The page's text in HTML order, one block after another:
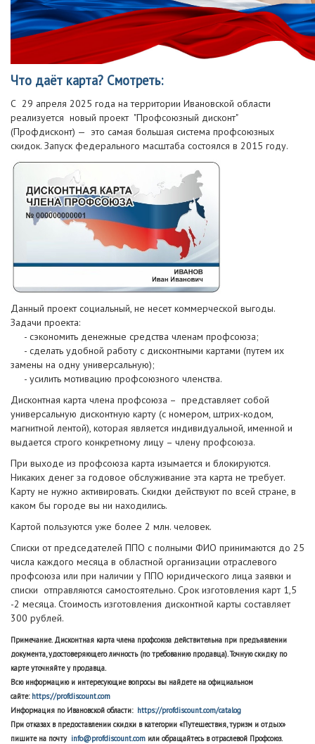
Что даёт карта? Смотреть:
С 29 апреля 2025 года на территории Ивановской области
реализуется новый проект "Профсоюзный дисконт"
(Профдисконт) — это самая большая система профсоюзных
скидок. Запуск федерального масштаба состоялся в 2015 году.
Данный проект социальный, не несет коммерческой выгоды.
Задачи проекта:
- сэкономить денежные средства членам профсоюза;
- сделать удобной работу с дисконтными картами (путем их
замены на одну универсальную);
- усилить мотивацию профсоюзного членства.
Дисконтная карта члена профсоюза – представляет собой
универсальную дисконтную карту (с номером, штрих-кодом,
магнитной лентой), которая является индивидуальной, именной и
выдается строго конкретному лицу – члену профсоюза.
При выходе из профсоюза карта изымается и блокируются.
Никаких денег за годовое обслуживание эта карта не требует.
Карту не нужно активировать. Скидки действуют по всей стране, в
каком бы городе вы ни находились.
Картой пользуются уже более 2 млн. человек.
Списки от председателей ППО с полными ФИО принимаются до 25
числа каждого месяца в областной организации отраслевого
профсоюза или при наличии у ППО юридического лица заявки и
списки отправляются самостоятельно. Срок изготовления карт 1,5
-2 месяца. Стоимость изготовления дисконтной карты составляет
300 рублей.
Примечание. Дисконтная карта члена профсоюза действительна при предъявлении
документа, удостоверяющего личность (по требованию продавца). Точную скидку по
карте уточняйте у продавца.
Всю информацию и интересующие вопросы вы найдете на официальном
сайте: https://profdiscount.com
Информация по Ивановской области: https://profdiscount.com/catalog
При отказах в предоставлении скидки в категории «Путешествия, туризм и отдых»
пишите на почту info@profdiscount.com или обращайтесь в отраслевой Профсоюз.